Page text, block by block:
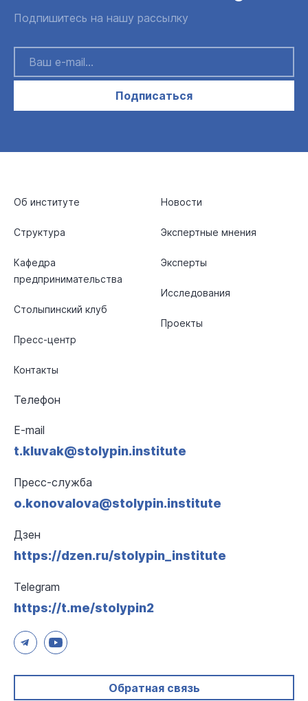
Подпишитесь на нашу рассылку
Подписаться
Об институте
Структура
Кафедра
предпринимательства
Столыпинский клуб
Пресс-центр
Контакты
Новости
Экспертные мнения
Эксперты
Исследования
Проекты
Телефон
E-mail
t.kluvak@stolypin.institute
Пресс-служба
o.konovalova@stolypin.institute
Дзен
https://dzen.ru/stolypin_institute
Telegram
https://t.me/stolypin2
Обратная связь